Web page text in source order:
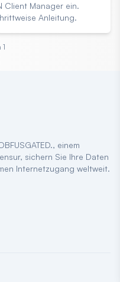
Client Manager ein.
Anleitung.
1
einem
sichern Sie Ihre Daten
Internetzugang weltweit.